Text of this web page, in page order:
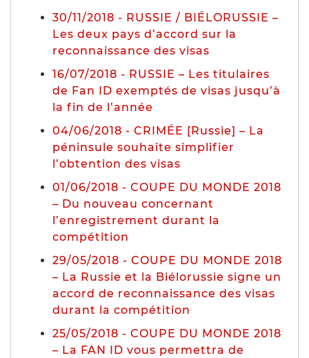
30/11/2018 - RUSSIE / BIÉLORUSSIE –
Les deux pays d’accord sur la
reconnaissance des visas
16/07/2018 - RUSSIE – Les titulaires
de Fan ID exemptés de visas jusqu’à
la fin de l’année
04/06/2018 - CRIMÉE [Russie] – La
péninsule souhaite simplifier
l’obtention des visas
01/06/2018 - COUPE DU MONDE 2018
– Du nouveau concernant
l’enregistrement durant la
compétition
29/05/2018 - COUPE DU MONDE 2018
– La Russie et la Biélorussie signe un
accord de reconnaissance des visas
durant la compétition
25/05/2018 - COUPE DU MONDE 2018
– La FAN ID vous permettra de